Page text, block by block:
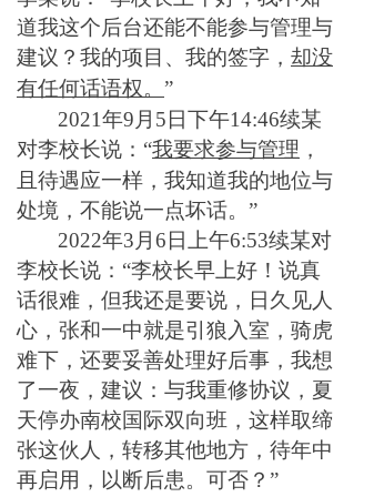
道我这个后台还能不能参与管理与
建议？我的项目、我的签字， 却没
有任何话语权。 ”
2021年9月5日下午14:46续某
对李校长说：“我要求参与管理 ，
且待遇应一样，我知道我的地位与
处境，不能说一点坏话。”
2022年3月6日上午6:53续某对
李校长说：“李校长早上好！说真
话很难，但我还是要说，日久见人
心，张和一中就是引狼入室，骑虎
难下，还要妥善处理好后事，我想
了一夜，建议：与我重修协议，夏
天停办南校国际双向班，这样取缔
张这伙人，转移其他地方，待年中
再启用，以断后患。可否？”